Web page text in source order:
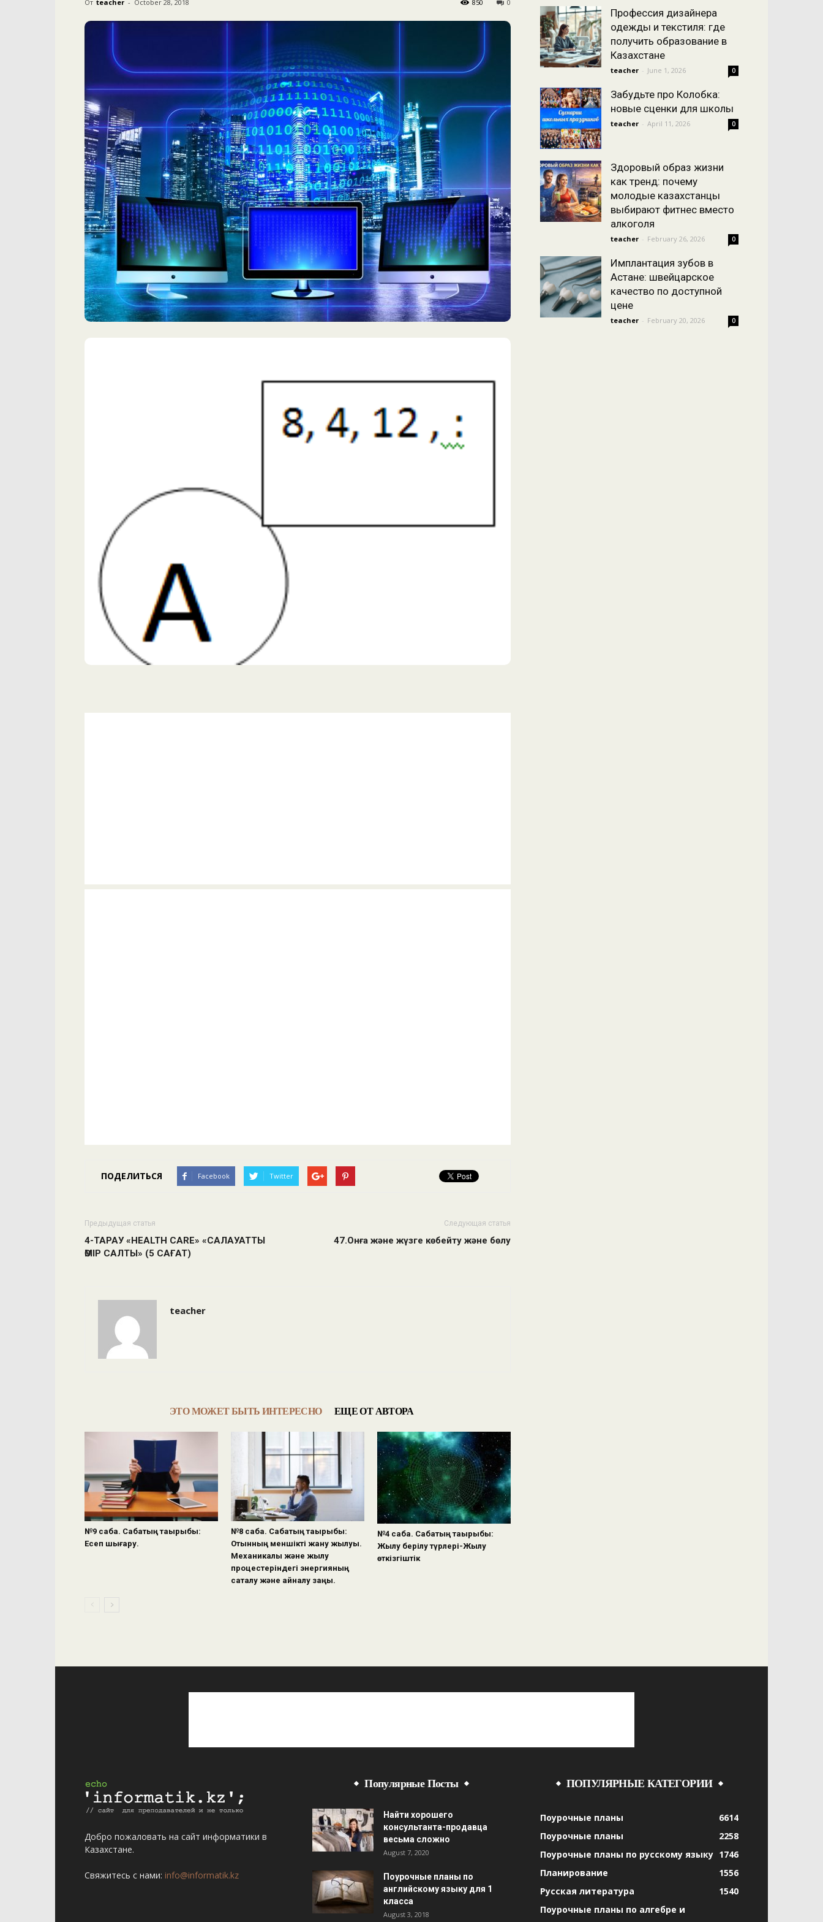
КАЛЕНДАРНОЕ
УРОКОВ
От teacher - October 28, 2018 0
850
ПОДЕЛИТЬСЯ Facebook Twitter
Предыдущая статья
4-ТАРАУ «HEALTH CARE» «САЛАУАТТЫ
ӨМІР САЛТЫ» (5 САҒАТ)
Следующая статья
47.Онға және жүзге көбейту және бөлу
teacher
ЭТО МОЖЕТ БЫТЬ ИНТЕРЕСНО ЕЩЕ ОТ АВТОРА
№9 сабақ. Сабақтың тақырыбы:
Есеп шығару.
№8 сабақ. Сабақтың тақырыбы:
Отынның меншікті жану жылуы.
Механикалық және жылу
процестеріндегі энергияның
сақталу және айналу заңы.
№4 сабақ. Сабақтың тақырыбы:
Жылу берілу түрлері-Жылу
өткізгіштік
Профессия дизайнера
одежды и текстиля: где
получить образование в
Казахстане
teacher - June 1, 2026 0
Забудьте про Колобка:
новые сценки для школы
teacher - April 11, 2026 0
Здоровый образ жизни
как тренд: почему
молодые казахстанцы
выбирают фитнес вместо
алкоголя
teacher - February 26, 2026 0
Имплантация зубов в
Астане: швейцарское
качество по доступной
цене
teacher - February 20, 2026 0
Добро пожаловать на сайт информатики в
Казахстане.
Свяжитесь с нами: info@informatik.kz
Популярные Посты
Найти хорошего
консультанта-продавца
весьма сложно
August 7, 2020
Поурочные планы по
английскому языку для 1
класса
August 3, 2018
ПОПУЛЯРНЫЕ КАТЕГОРИИ
Поурочные планы
6614
Поурочные планы
2258
Поурочные планы по русскому языку 1746
Планирование
1556
Русская литература
1540
Поурочные планы по алгебре и